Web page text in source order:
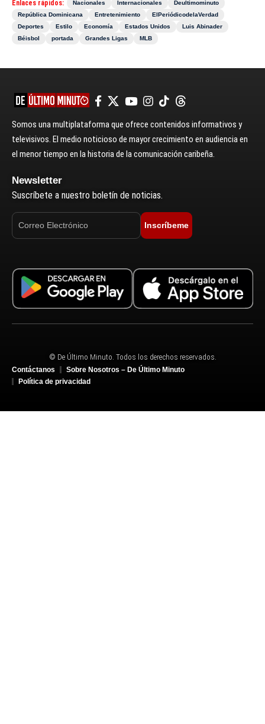
Enlaces rápidos: Nacionales Internacionales
Deultimominuto
República Dominicana
Entretenimiento
ElPeriódicodelaVerdad
Deportes
Estilo Economía Estados Unidos
Luis Abinader
Béisbol
portada Grandes Ligas MLB
Somos una multiplataforma que ofrece contenidos informativos y
televisivos. El medio noticioso de mayor crecimiento en audiencia en
el menor tiempo en la historia de la comunicación caribeña.
Newsletter
Suscríbete a nuestro boletín de noticias.
Inscríbeme
© De Último Minuto. Todos los derechos reservados.
Contáctanos
Sobre Nosotros – De Último Minuto
Política de privacidad